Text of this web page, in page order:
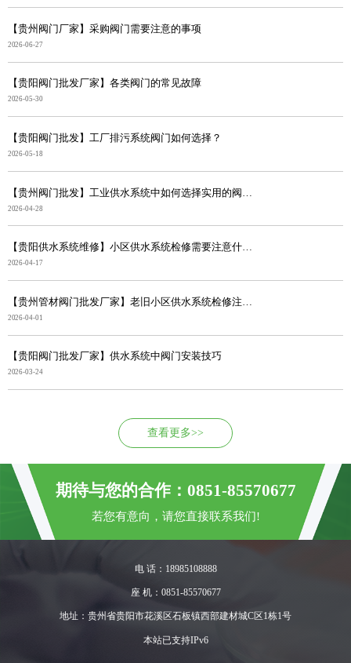
【贵州阀门厂家】采购阀门需要注意的事项
2026-06-27
【贵阳阀门批发厂家】各类阀门的常见故障
2026-05-30
【贵阳阀门批发】工厂排污系统阀门如何选择？
2026-05-18
2026-04-28
【贵阳供水系统维修】小区供水系统检修需要注意什么？
2026-04-17
2026-04-01
【贵阳阀门批发厂家】供水系统中阀门安装技巧
2026-03-24
查看更多>>
期待与您的合作：0851-85570677
若您有意向，请您直接联系我们!
电 话：18985108888
座 机：0851-85570677
地址：贵州省贵阳市花溪区石板镇西部建材城C区1栋1号
本站已支持IPv6